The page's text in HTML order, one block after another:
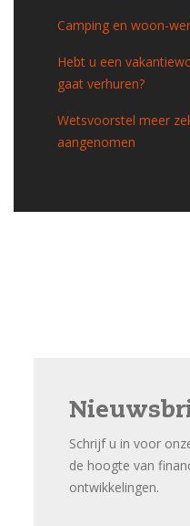
Camping en woon-
Hebt u een
gaat verhuren?
Wetsvoorstel meer
aangenomen
Schrijf u in voor
de hoogte van
ontwikkelingen.